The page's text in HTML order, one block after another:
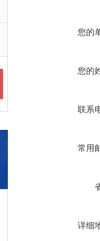
您的
您的
联系
常用
详细